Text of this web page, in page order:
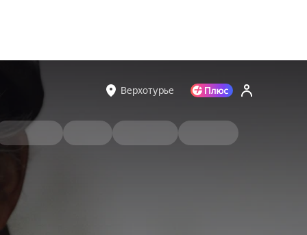
Верхотурье